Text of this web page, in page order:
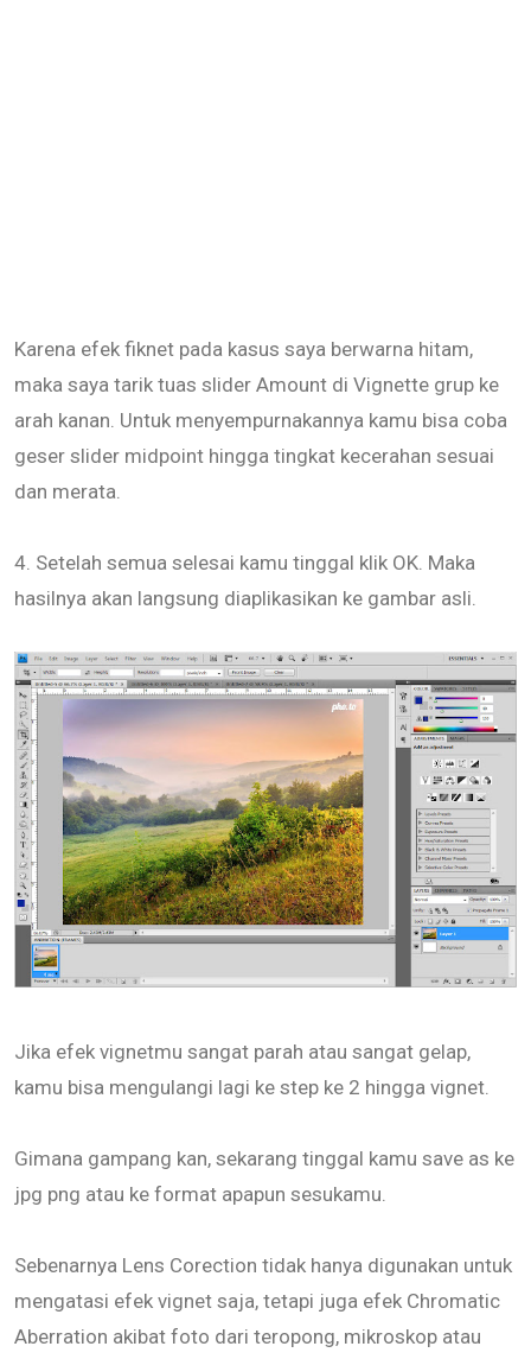
Karena efek fiknet pada kasus saya berwarna hitam,
maka saya tarik tuas slider Amount di Vignette grup ke
arah kanan. Untuk menyempurnakannya kamu bisa coba
geser slider midpoint hingga tingkat kecerahan sesuai
dan merata.
4. Setelah semua selesai kamu tinggal klik OK. Maka
hasilnya akan langsung diaplikasikan ke gambar asli.
Jika efek vignetmu sangat parah atau sangat gelap,
kamu bisa mengulangi lagi ke step ke 2 hingga vignet.
Gimana gampang kan, sekarang tinggal kamu save as ke
jpg png atau ke format apapun sesukamu.
Sebenarnya Lens Corection tidak hanya digunakan untuk
mengatasi efek vignet saja, tetapi juga efek Chromatic
Aberration akibat foto dari teropong, mikroskop atau